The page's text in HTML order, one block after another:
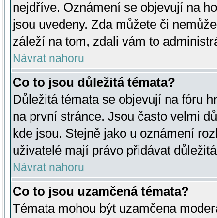
nejdříve. Oznámení se objevují na
jsou uvedeny. Zda můžete či
záleží na tom, zdali vám to
Návrat nahoru
Co to jsou důležitá témata?
Důležitá témata se objevují na fóru
na první stránce. Jsou často velmi
kde jsou. Stejně jako u oznámení
uživatelé mají právo přidávat
Návrat nahoru
Co to jsou uzamčená témata?
Témata mohou být uzamčena